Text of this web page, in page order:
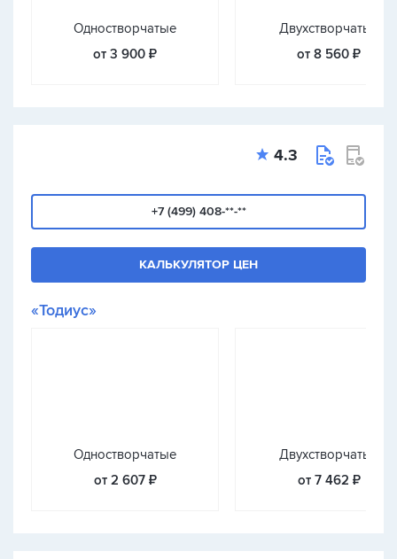
Одностворчатые
от 3 900 ₽
Двухстворчатые
от 8 560 ₽
4.3
+7 (499) 408-**-**
КАЛЬКУЛЯТОР ЦЕН
«Тодиус»
Одностворчатые
от 2 607 ₽
Двухстворчатые
от 7 462 ₽